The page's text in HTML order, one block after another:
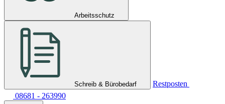
Arbeitsschutz
Schreib & Bürobedarf
Restposten
08681 - 263990